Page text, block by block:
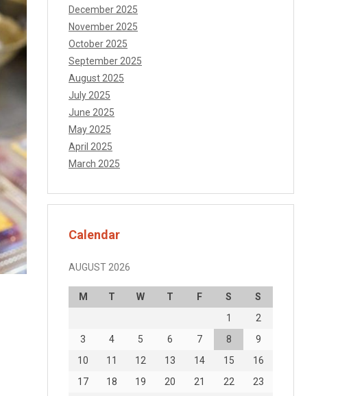
December 2025
November 2025
October 2025
September 2025
August 2025
July 2025
June 2025
May 2025
April 2025
March 2025
Calendar
AUGUST 2026
M T W T F S
S
1
2
3
4 5 6 7 8
9
10
11 12 13 14 15
16
17
18 19 20 21 22
23